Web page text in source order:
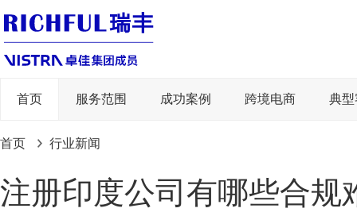
首页 服务范围 成功案例 跨境电商 典
首页 行业新闻
注册印度公司有哪些合规